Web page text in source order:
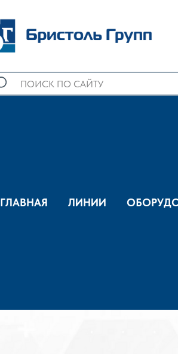
ГЛАВНАЯ ЛИНИИ